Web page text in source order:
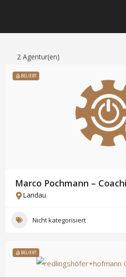
2 Agentur(en)
BELIEBT
Landau
Nicht kategorisiert
BELIEBT